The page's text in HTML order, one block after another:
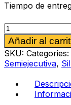
Tiempo de
Silla
semi
ejecutiva
Fejo
cantidad
Añadir al
SKU: Categories:
Semiejecutiva,